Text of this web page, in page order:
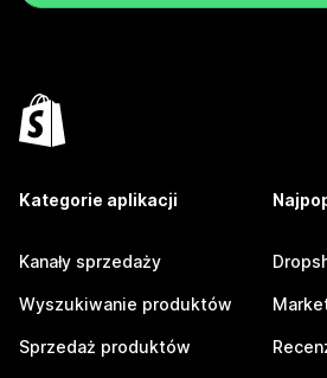
Kategorie aplikacji
Kanały sprzedaży
Wyszukiwanie produktów
Sprzedaż produktów